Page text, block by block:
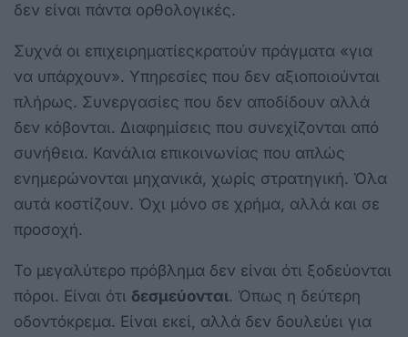
δεν είναι πάντα ορθολογικές.
Συχνά οι επιχειρηματίεςκρατούν πράγματα «για
να υπάρχουν». Υπηρεσίες που δεν αξιοποιούνται
πλήρως. Συνεργασίες που δεν αποδίδουν αλλά
δεν κόβονται. Διαφημίσεις που συνεχίζονται από
συνήθεια. Κανάλια επικοινωνίας που απλώς
ενημερώνονται μηχανικά, χωρίς στρατηγική. Όλα
αυτά κοστίζουν. Όχι μόνο σε χρήμα, αλλά και σε
προσοχή.
Το μεγαλύτερο πρόβλημα δεν είναι ότι ξοδεύονται
πόροι. Είναι ότι δεσμεύονται. Όπως η δεύτερη
οδοντόκρεμα. Είναι εκεί, αλλά δεν δουλεύει για